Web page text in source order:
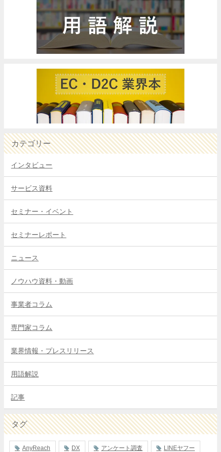
カテゴリー
インタビュー
サービス資料
セミナー・イベント
セミナーレポート
ニュース
ノウハウ資料・動画
事業者コラム
専門家コラム
業界情報・プレスリリース
用語解説
記事
タグ
AnyReach DX アンケート調査 LINEヤフー